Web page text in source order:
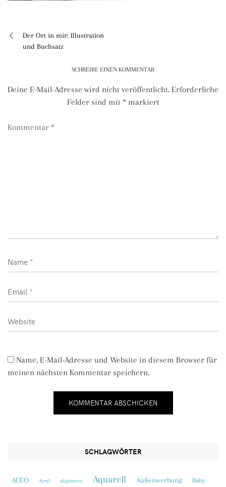
Beitragsnavigation
Der Ort in mir: Illustration
und Buchsatz
SCHREIBE EINEN KOMMENTAR
Deine E-Mail-Adresse wird nicht veröffentlicht. Erforderliche
Felder sind mit *markiert
Kommentar *
Name, E-Mail-Adresse und Website in diesem Browser für
meinen nächsten Kommentar speichern.
SCHLAGWÖRTER
ACEO Acryl alignment Aquarell Außenwerbung Baby